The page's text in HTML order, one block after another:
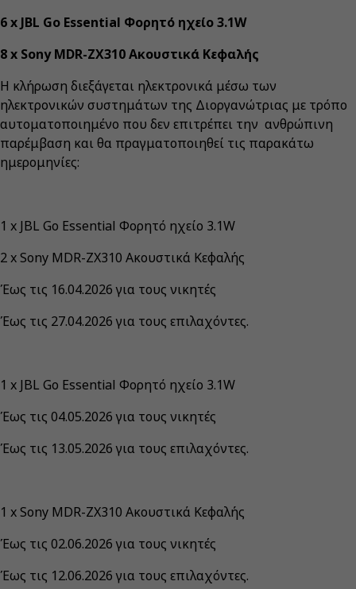
6 x JBL Go Essential Φορητό ηχείο 3.1W
8 x Sony MDR-ZX310 Ακουστικά Κεφαλής
Η κλήρωση διεξάγεται ηλεκτρονικά μέσω των
ηλεκτρονικών συστημάτων της Διοργανώτριας με τρόπο
αυτοματοποιημένο που δεν επιτρέπει την ανθρώπινη
παρέμβαση και θα πραγματοποιηθεί τις παρακάτω
ημερομηνίες:
1 x JBL Go Essential Φορητό ηχείο 3.1W
2 x Sony MDR-ZX310 Ακουστικά Κεφαλής
Έως τις 16.04.2026 για τους νικητές
Έως τις 27.04.2026 για τους επιλαχόντες.
1 x JBL Go Essential Φορητό ηχείο 3.1W
Έως τις 04.05.2026 για τους νικητές
Έως τις 13.05.2026 για τους επιλαχόντες.
1 x Sony MDR-ZX310 Ακουστικά Κεφαλής
Έως τις 02.06.2026 για τους νικητές
Έως τις 12.06.2026 για τους επιλαχόντες.